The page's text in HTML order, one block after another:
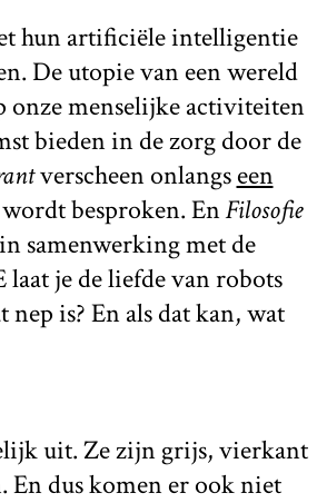
hun artificiële intelligentie
De utopie van een wereld
menselijke activiteiten
bieden in de zorg door de
verscheen onlangseen
besproken. EnFilosofie
samenwerking met de
je de liefde van robots
is? En als dat kan, wat
uit. Ze zijn grijs, vierkant
En dus komen er ook niet